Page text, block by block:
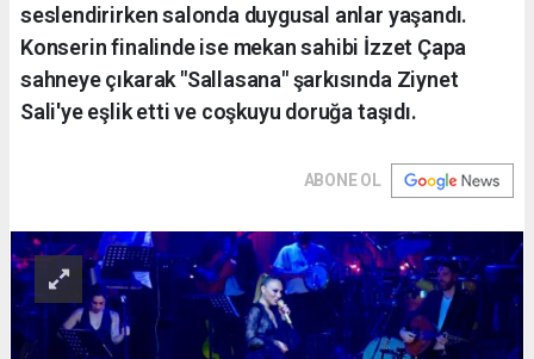
seslendirirken salonda duygusal anlar yaşandı.
Konserin finalinde ise mekan sahibi İzzet Çapa
sahneye çıkarak "Sallasana" şarkısında Ziynet
Sali'ye eşlik etti ve coşkuyu doruğa taşıdı.
ABONE OL